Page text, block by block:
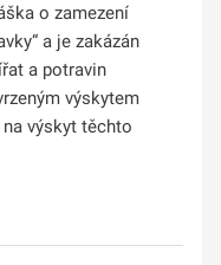
o zamezení
a je zakázán
a potravin
výskytem
výskyt těchto